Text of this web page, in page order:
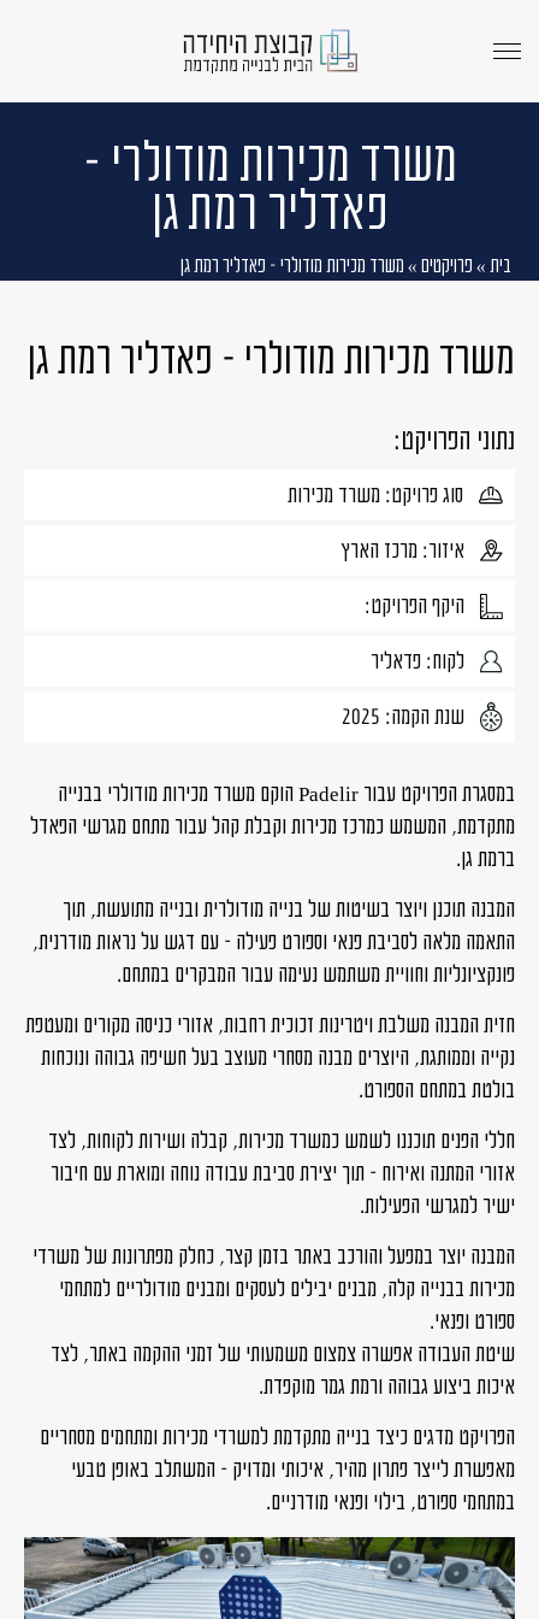
menu
משרד מכירות מודולרי –
פאדליר רמת גן
בית » פרויקטים » משרד מכירות מודולרי – פאדליר רמת גן
משרד מכירות מודולרי – פאדליר רמת גן
נתוני הפרויקט:
סוג פרויקט: משרד מכירות
איזור: מרכז הארץ
היקף הפרויקט:
לקוח: פדאליר
שנת הקמה: 2025
במסגרת הפרויקט עבור Padelir הוקם משרד מכירות מודולרי בבנייה
מתקדמת, המשמש כמרכז מכירות וקבלת קהל עבור מתחם מגרשי הפאדל
ברמת גן.
המבנה תוכנן ויוצר בשיטות של בנייה מודולרית ובנייה מתועשת, תוך
התאמה מלאה לסביבת פנאי וספורט פעילה – עם דגש על נראות מודרנית,
פונקציונליות וחוויית משתמש נעימה עבור המבקרים במתחם.
חזית המבנה משלבת ויטרינות זכוכית רחבות, אזורי כניסה מקורים ומעטפת
נקייה וממותגת, היוצרים מבנה מסחרי מעוצב בעל חשיפה גבוהה ונוכחות
בולטת במתחם הספורט.
חללי הפנים תוכננו לשמש כמשרד מכירות, קבלה ושירות לקוחות, לצד
אזורי המתנה ואירוח – תוך יצירת סביבת עבודה נוחה ומוארת עם חיבור
ישיר למגרשי הפעילות.
המבנה יוצר במפעל והורכב באתר בזמן קצר, כחלק מפתרונות של משרדי
מכירות בבנייה קלה, מבנים יבילים לעסקים ומבנים מודולריים למתחמי
ספורט ופנאי.
שיטת העבודה אפשרה צמצום משמעותי של זמני ההקמה באתר, לצד
איכות ביצוע גבוהה ורמת גמר מוקפדת.
הפרויקט מדגים כיצד בנייה מתקדמת למשרדי מכירות ומתחמים מסחריים
מאפשרת לייצר פתרון מהיר, איכותי ומדויק – המשתלב באופן טבעי
במתחמי ספורט, בילוי ופנאי מודרניים.